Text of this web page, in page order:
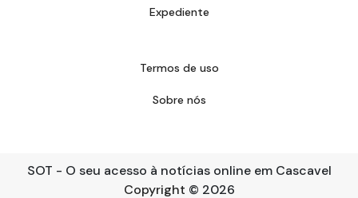
Expediente
Termos de uso
Sobre nós
SOT - O seu acesso à notícias online em Cascavel
Copyright © 2026